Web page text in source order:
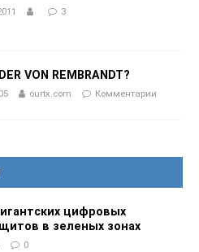
3
VON REMBRANDT?
ourtx.com
Комментарии
цифровых
в зеленых зонах
0